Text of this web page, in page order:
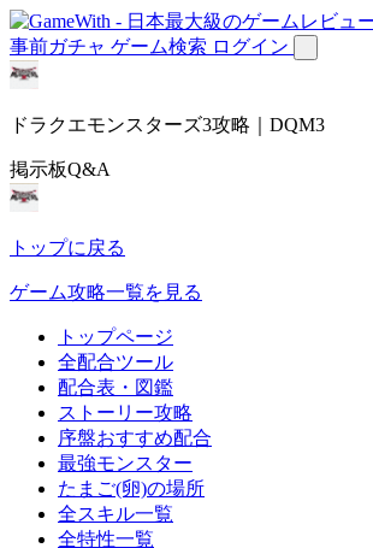
事前ガチャ ゲーム検索 ログイン
ドラクエモンスターズ3攻略｜DQM3
掲示板Q&A
トップに戻る
ゲーム攻略一覧を見る
トップページ
全配合ツール
配合表・図鑑
ストーリー攻略
序盤おすすめ配合
最強モンスター
たまご(卵)の場所
全スキル一覧
全特性一覧